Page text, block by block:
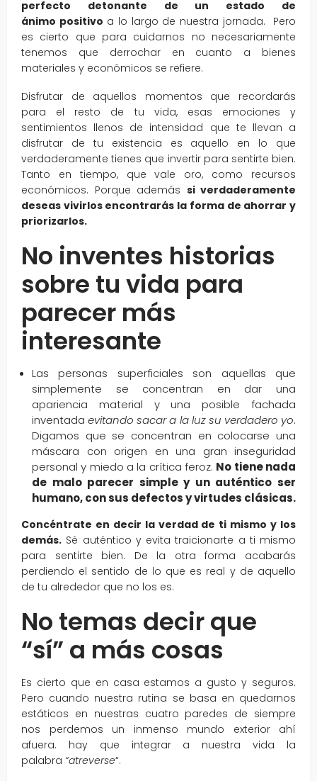
perfecto detonante de un estado de
ánimo positivo a lo largo de nuestra jornada. Pero
es cierto que para cuidarnos no necesariamente
tenemos que derrochar en cuanto a bienes
materiales y económicos se refiere.
Disfrutar de aquellos momentos que recordarás
para el resto de tu vida, esas emociones y
sentimientos llenos de intensidad que te llevan a
disfrutar de tu existencia es aquello en lo que
verdaderamente tienes que invertir para sentirte bien.
Tanto en tiempo, que vale oro, como recursos
económicos. Porque además si verdaderamente
deseas vivirlos encontrarás la forma de ahorrar y
priorizarlos.
No inventes historias
sobre tu vida para
parecer más
interesante
Las personas superficiales son aquellas que
simplemente se concentran en dar una
apariencia material y una posible fachada
inventadaevitando sacar a la luz su verdadero yo.
Digamos que se concentran en colocarse una
máscara con origen en una gran inseguridad
personal y miedo a la crítica feroz. No tiene nada
de malo parecer simple y un auténtico ser
humano, con sus defectos y virtudes clásicas.
Concéntrate en decir la verdad de ti mismo y los
demás. Sé auténtico y evita traicionarte a ti mismo
para sentirte bien. De la otra forma acabarás
perdiendo el sentido de lo que es real y de aquello
de tu alrededor que no los es.
No temas decir que
“sí” a más cosas
Es cierto que en casa estamos a gusto y seguros.
Pero cuando nuestra rutina se basa en quedarnos
estáticos en nuestras cuatro paredes de siempre
nos perdemos un inmenso mundo exterior ahí
afuera. hay que integrar a nuestra vida la
palabra “atreverse“.